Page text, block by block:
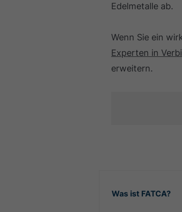
Edelmetalle ab.
Wenn Sie ein
Experten in
erweitern.
Was ist FATCA?